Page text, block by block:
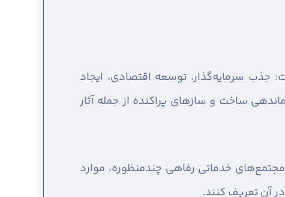
سرمایه‌گذار، توسعه اقتصادی، ایجاد
ساخت و سازهای پراکنده از جمله آثار
خدماتی رفاهی چندمنظوره، موارد
آن تعریف کنند.